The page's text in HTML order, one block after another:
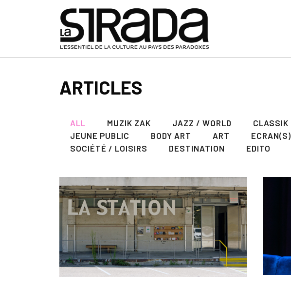
ARTICLES
ALL MUZIK ZAK JAZZ / WORLD CLASSIK
JEUNE PUBLIC
BODY ART ART ECRAN(S)
SOCIÉTÉ / LOISIRS
DESTINATION EDITO